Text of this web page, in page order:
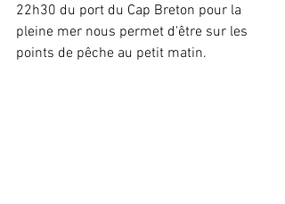
22h30 du port du Cap Breton pour la
pleine mer nous permet d'être sur les
points de pêche au petit matin.